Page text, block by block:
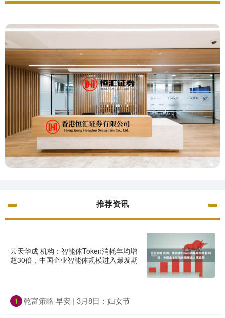
推荐资讯
云天华成 机构：智能体Token消耗年均增
超30倍，中国企业智能体规模进入爆发期
1 乾富策略 早安 | 3月8日：妇女节